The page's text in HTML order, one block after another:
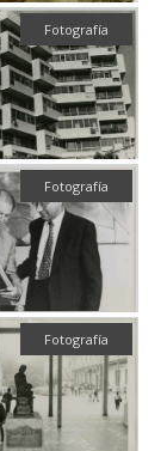
Fotografía
Fotografía
Fotografía